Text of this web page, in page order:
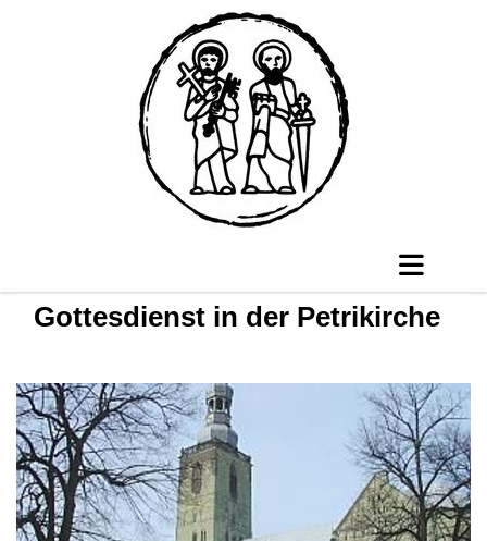
Gottesdienst in der Petrikirche